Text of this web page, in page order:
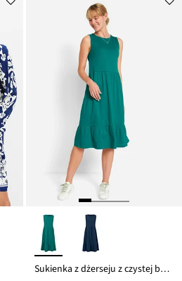
Sukienka z dżerseju z czystej bawełny